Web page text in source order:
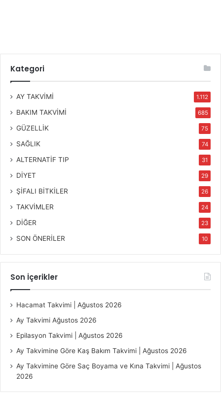
Kategori
AY TAKVİMİ 1.112
BAKIM TAKVİMİ 685
GÜZELLİK 75
SAĞLIK 74
ALTERNATİF TIP 31
DİYET 29
ŞİFALI BİTKİLER 26
TAKVİMLER 24
DİĞER 23
SON ÖNERİLER 10
Son İçerikler
Hacamat Takvimi | Ağustos 2026
Ay Takvimi Ağustos 2026
Epilasyon Takvimi | Ağustos 2026
Ay Takvimine Göre Kaş Bakım Takvimi | Ağustos 2026
Ay Takvimine Göre Saç Boyama ve Kına Takvimi | Ağustos
2026